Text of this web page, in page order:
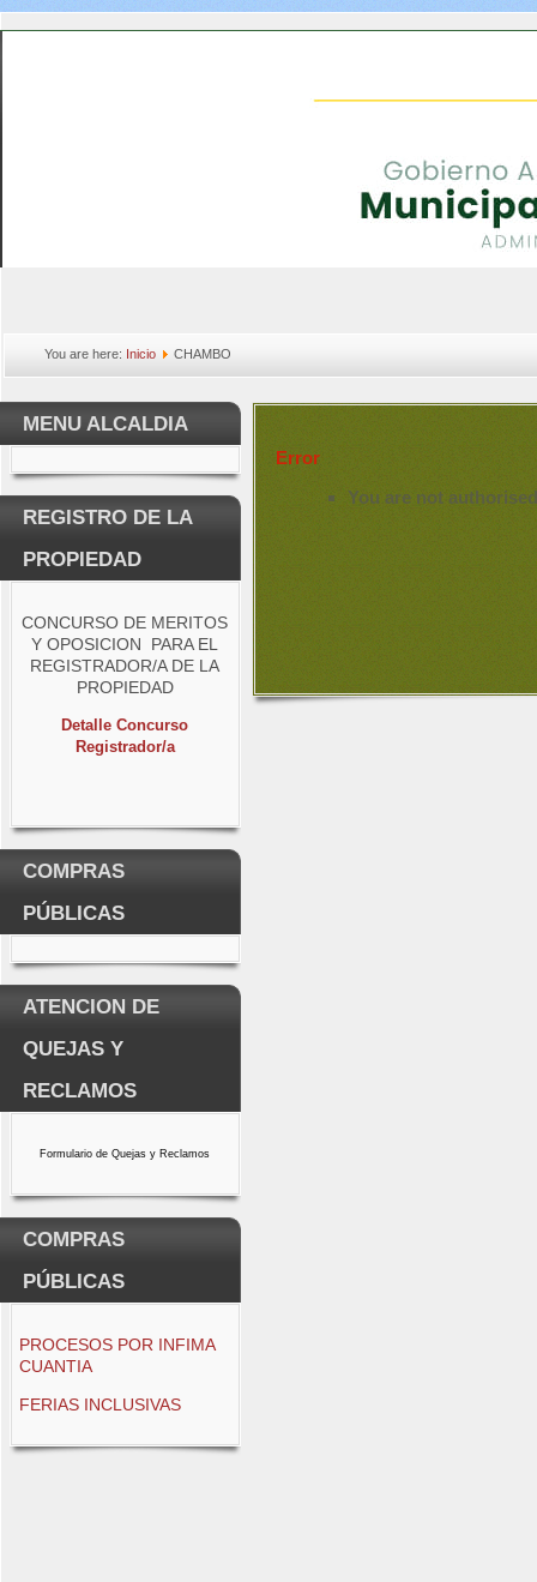
You are here: Inicio CHAMBO
MENU ALCALDIA
REGISTRO DE LA
PROPIEDAD
CONCURSO DE MERITOS
Y OPOSICION PARA EL
REGISTRADOR/A DE LA
PROPIEDAD
Detalle Concurso
Registrador/a
COMPRAS
PÚBLICAS
ATENCION DE
QUEJAS Y
RECLAMOS
Formulario de Quejas y Reclamos
COMPRAS
PÚBLICAS
PROCESOS POR INFIMA
CUANTIA
FERIAS INCLUSIVAS
Error
You are not